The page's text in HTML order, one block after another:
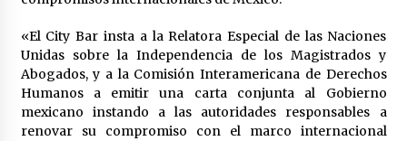
«El City Bar insta a la Relatora Especial de las Naciones
Unidas sobre la Independencia de los Magistrados y
Abogados, y a la Comisión Interamericana de Derechos
Humanos a emitir una carta conjunta al Gobierno
mexicano instando a las autoridades responsables a
renovar su compromiso con el marco internacional